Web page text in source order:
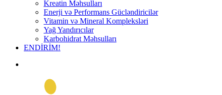
Kreatin Məhsulları
Enerji və Performans Gücləndiricilər
Vitamin və Mineral Kompleksləri
Yağ Yandırıcılar
Karbohidrat Məhsulları
ENDİRİM!